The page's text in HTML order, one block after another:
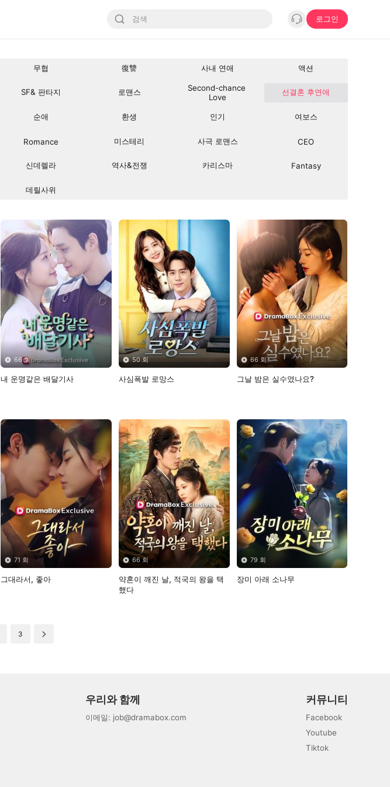
로그인
무협 復讐 사내 연애 액션
SF& 판타지 로맨스
Second-chance
Love
선결혼 후연애
순애 환생 인기 여보스
Romance 미스테리 사극 로맨스 CEO
신데렐라 역사&전쟁 카리스마 Fantasy
데릴사위
66 회
내 운명같은 배달기사
50 회
사심폭발 로망스
66 회
그날 밤은 실수였나요?
71 회
그대라서, 좋아
66 회
약혼이 깨진 날, 적국의 왕을 택
했다
79 회
장미 아래 소나무
3
우리와 함께
이메일: job@dramabox.com
커뮤니티
Facebook
Youtube
Tiktok